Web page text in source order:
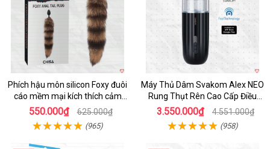
Phích hậu môn silicon Foxy đuôi
cáo mềm mại kích thích cảm
giác mới
550.000₫ 625.000₫
(965)
Máy Thủ Dâm Svakom Alex NEO
Rung Thụt Rên Cao Cấp Điều
Khiển App
3.550.000₫ 4.551.000₫
(958)